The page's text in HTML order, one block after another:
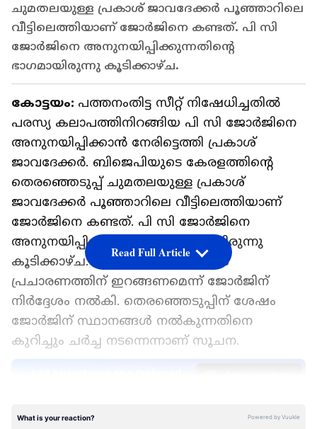
ചുമതലയുള്ള പ്രകാശ് ജാവദേക്കർ പൂഞ്ഞാറിലെ
വീട്ടിലെത്തിയാണ് ജോർജിനെ കണ്ടത്. പി സി
ജോർജിനെ അനുനയിപ്പിക്കുന്നതിന്റെ
ഭാഗമായിരുന്നു കൂടിക്കാഴ്ച.
കോട്ടയം: പത്തനംതിട്ട സീറ്റ് നിഷേധിച്ചതിൽ
പരസ്യ കലാപത്തിനിറങ്ങിയ പി സി ജോർജിനെ
അനുനയിപ്പിക്കാന്‍ നേരിട്ടെത്തി പ്രകാശ്
ജാവദേക്കർ. ബിജെപിയുടെ കേരളത്തിന്റെ
തെരഞ്ഞെടുപ്പ് ചുമതലയുള്ള പ്രകാശ്
ജാവദേക്കർ പൂഞ്ഞാറിലെ വീട്ടിലെത്തിയാണ്
ജോർജിനെ കണ്ടത്. പി സി ജോർജിനെ
അനുനയിപ്പിക്കുന്നതിന്റെ ഭാഗമായിരുന്നു
കൂടിക്കാഴ്ച. എല്ലാ മണ്ഡലങ്ങളിലും
പ്രചാരണത്തിന് ഇറങ്ങണമെന്ന് ജോർജിന്
നിർദ്ദേശം നല്‍കി. തെരഞ്ഞെടുപ്പിന് ശേഷം
ജോർജിന് സ്ഥാനങ്ങൾ നൽകുന്നതിനെ
കുറിച്ചും ചർച്ച നടന്നെന്നാണ് സൂചന.
Read Full Article